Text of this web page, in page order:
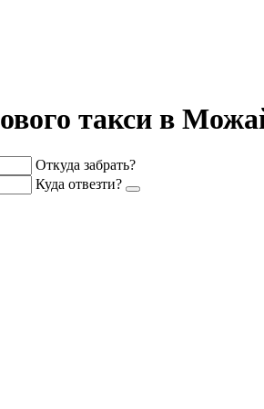
такси в
Откуда забрать?
Куда отвезти?